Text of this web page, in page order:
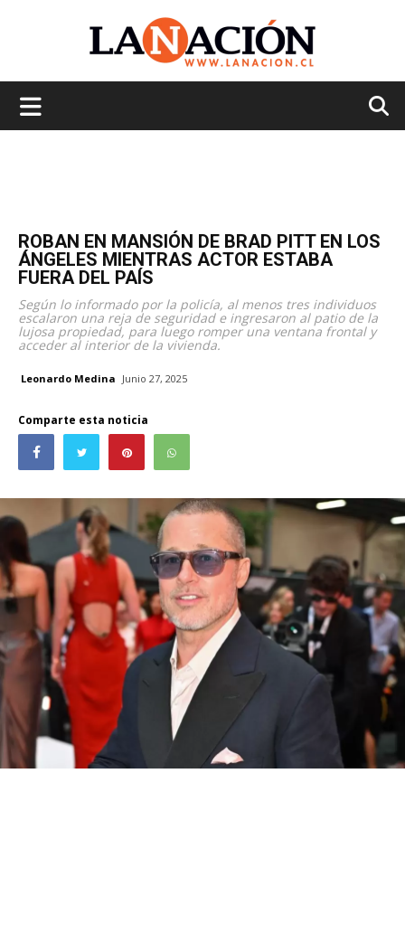
ROBAN EN MANSIÓN DE BRAD PITT EN LOS
ÁNGELES MIENTRAS ACTOR ESTABA
FUERA DEL PAÍS
Según lo informado por la policía, al menos tres individuos
escalaron una reja de seguridad e ingresaron al patio de la
lujosa propiedad, para luego romper una ventana frontal y
acceder al interior de la vivienda.
Leonardo Medina Junio 27, 2025
Comparte esta noticia